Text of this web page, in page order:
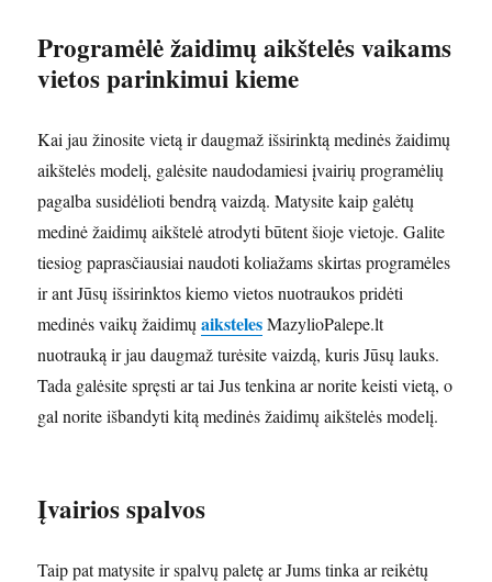
Programėlė žaidimų aikštelės vaikams
vietos parinkimui kieme
Kai jau žinosite vietą ir daugmaž išsirinktą medinės žaidimų
aikštelės modelį, galėsite naudodamiesi įvairių programėlių
pagalba susidėlioti bendrą vaizdą. Matysite kaip galėtų
medinė žaidimų aikštelė atrodyti būtent šioje vietoje. Galite
tiesiog paprasčiausiai naudoti koliažams skirtas programėles
ir ant Jūsų išsirinktos kiemo vietos nuotraukos pridėti
medinės vaikų žaidimųaikstelesMazylioPalepe.lt
nuotrauką ir jau daugmaž turėsite vaizdą, kuris Jūsų lauks.
Tada galėsite spręsti ar tai Jus tenkina ar norite keisti vietą, o
gal norite išbandyti kitą medinės žaidimų aikštelės modelį.
Įvairios spalvos
Taip pat matysite ir spalvų paletę ar Jums tinka ar reikėtų